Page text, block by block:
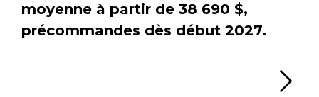
moyenne à partir de 38 690 $,
précommandes dès début 2027.